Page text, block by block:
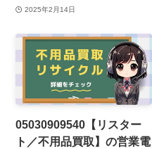
2025年2月14日
05030909540【リスター
ト／不用品買取】の営業電